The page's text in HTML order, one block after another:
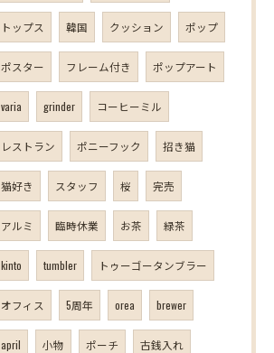
トップス 韓国 クッション ポップ
ポスター フレーム付き ポップアート
varia grinder コーヒーミル
レストラン ポニーフック 招き猫
猫好き スタッフ 桜 完売
アルミ 臨時休業 お茶 緑茶
kinto tumbler トゥーゴータンブラー
オフィス 5周年 orea brewer
april 小物 ポーチ 古銭入れ